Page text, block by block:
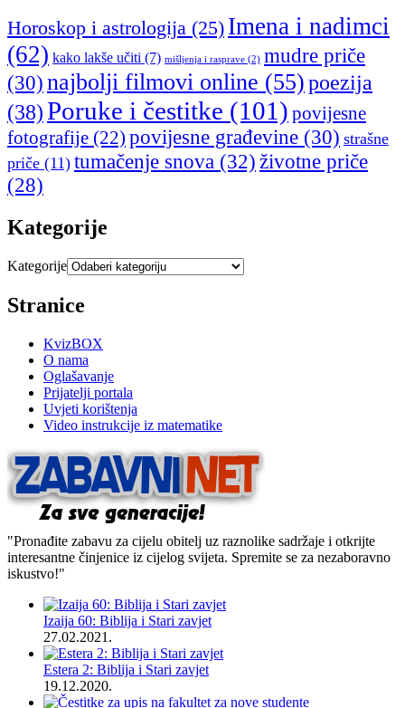
Horoskop i astrologija (25) Imena i nadimci
(62) kako lakše učiti (7) mišljenja i rasprave (2) mudre priče
(30) najbolji filmovi online (55)poezija
(38)Poruke i čestitke (101) povijesne
fotografije (22) povijesne građevine (30) strašne
priče (11) tumačenje snova (32) životne priče
(28)
Kategorije
Kategorije
Stranice
KvizBOX
O nama
Oglašavanje
Prijatelji portala
Uvjeti korištenja
Video instrukcije iz matematike
"Pronađite zabavu za cijelu obitelj uz raznolike sadržaje i otkrijte
interesantne činjenice iz cijelog svijeta. Spremite se za nezaboravno
iskustvo!"
Izaija 60: Biblija i Stari zavjet
27.02.2021.
Estera 2: Biblija i Stari zavjet
19.12.2020.